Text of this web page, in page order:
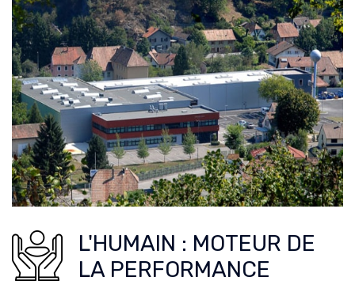
L'HUMAIN : MOTEUR DE
LA PERFORMANCE